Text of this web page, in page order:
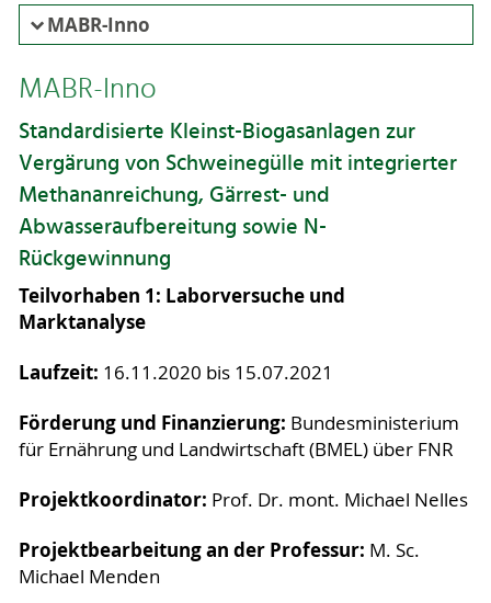
MABR-Inno
MABR-Inno
Standardisierte Kleinst-Biogasanlagen zur
Vergärung von Schweinegülle mit integrierter
Methananreichung, Gärrest- und
Abwasseraufbereitung sowie N-
Rückgewinnung
Teilvorhaben 1: Laborversuche und
Marktanalyse
Laufzeit: 16.11.2020 bis 15.07.2021
Förderung und Finanzierung: Bundesministerium
für Ernährung und Landwirtschaft (BMEL) über FNR
Projektkoordinator: Prof. Dr. mont. Michael Nelles
Projektbearbeitung an der Professur: M. Sc.
Michael Menden